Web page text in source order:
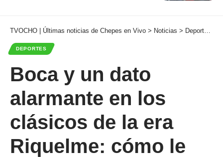
TVOCHO | Últimas noticias de Chepes en Vivo > Noticias > Deportes
DEPORTES
Boca y un dato
alarmante en los
clásicos de la era
Riquelme: cómo le